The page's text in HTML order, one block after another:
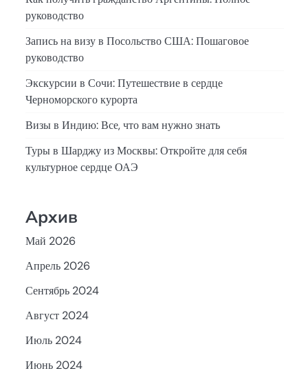
руководство
Запись на визу в Посольство США: Пошаговое
руководство
Экскурсии в Сочи: Путешествие в сердце
Черноморского курорта
Визы в Индию: Все, что вам нужно знать
Туры в Шарджу из Москвы: Откройте для себя
культурное сердце ОАЭ
Архив
Май 2026
Апрель 2026
Сентябрь 2024
Август 2024
Июль 2024
Июнь 2024